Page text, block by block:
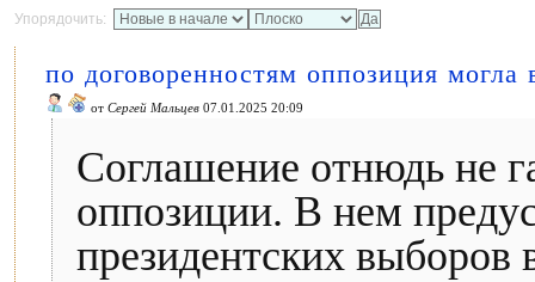
Упорядочить:
по договоренностям оппозиция могла
от Сергей Мальцев 07.01.2025 20:09
Соглашение отнюдь не
оппозиции. В нем
президентских выборов